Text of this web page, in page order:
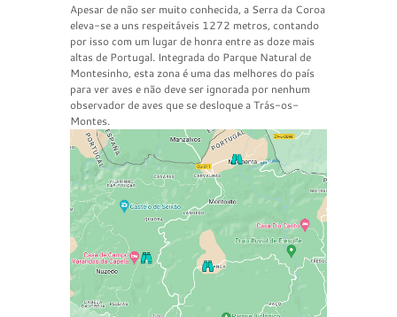
Apesar de não ser muito conhecida, a Serra da Coroa
eleva-se a uns respeitáveis 1272 metros, contando
por isso com um lugar de honra entre as doze mais
altas de Portugal. Integrada do Parque Natural de
Montesinho, esta zona é uma das melhores do país
para ver aves e não deve ser ignorada por nenhum
observador de aves que se desloque a Trás-os-
Montes.